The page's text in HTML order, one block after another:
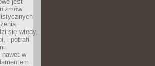
się wtedy,
i potrafi
nawet w